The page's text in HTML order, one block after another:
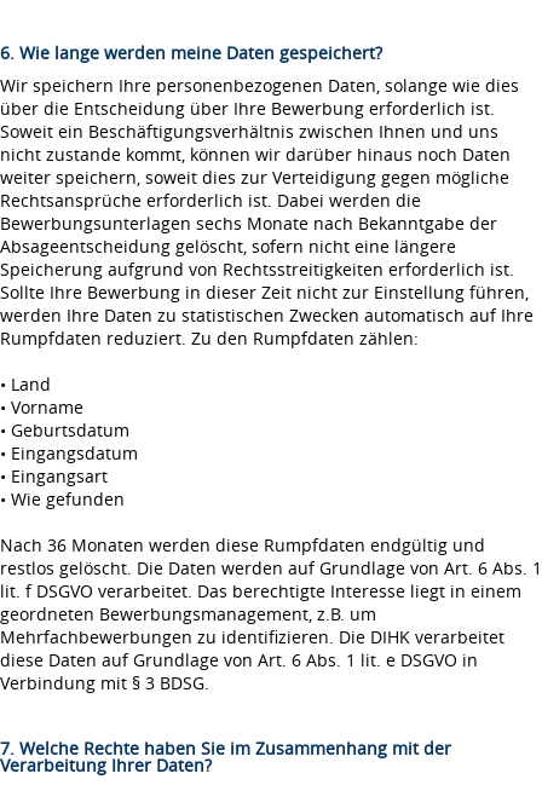
6. Wie lange werden meine Daten gespeichert?
Wir speichern Ihre personenbezogenen Daten, solange wie dies
über die Entscheidung über Ihre Bewerbung erforderlich ist.
Soweit ein Beschäftigungsverhältnis zwischen Ihnen und uns
nicht zustande kommt, können wir darüber hinaus noch Daten
weiter speichern, soweit dies zur Verteidigung gegen mögliche
Rechtsansprüche erforderlich ist. Dabei werden die
Bewerbungsunterlagen sechs Monate nach Bekanntgabe der
Absageentscheidung gelöscht, sofern nicht eine längere
Speicherung aufgrund von Rechtsstreitigkeiten erforderlich ist.
Sollte Ihre Bewerbung in dieser Zeit nicht zur Einstellung führen,
werden Ihre Daten zu statistischen Zwecken automatisch auf Ihre
Rumpfdaten reduziert. Zu den Rumpfdaten zählen:
• Land
• Vorname
• Geburtsdatum
• Eingangsdatum
• Eingangsart
• Wie gefunden
Nach 36 Monaten werden diese Rumpfdaten endgültig und
restlos gelöscht. Die Daten werden auf Grundlage von Art. 6 Abs. 1
lit. f DSGVO verarbeitet. Das berechtigte Interesse liegt in einem
geordneten Bewerbungsmanagement, z.B. um
Mehrfachbewerbungen zu identifizieren. Die DIHK verarbeitet
diese Daten auf Grundlage von Art. 6 Abs. 1 lit. e DSGVO in
Verbindung mit § 3 BDSG.
7. Welche Rechte haben Sie im Zusammenhang mit der
Verarbeitung Ihrer Daten?